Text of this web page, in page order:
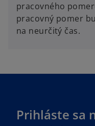
pracovného
pracovný pomer
na neurčitý čas.
Prihláste sa
o